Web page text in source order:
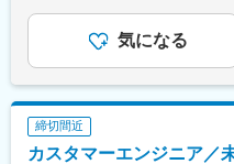
事業拡大に伴う店長、本
勤続年数に関係なくキャ
努力の過程から成果まで
年ごとに評価を行います
社員もいます。
す。
業務範囲としては客先の
まで幅広く関わることが
※国立競技場の建設足場に
■配属部署：
気になる
締切間近
カスタマーエンジニア／